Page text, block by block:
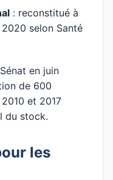
: reconstitué à
selon Santé
en juin
de 600
et 2017
du stock.
les